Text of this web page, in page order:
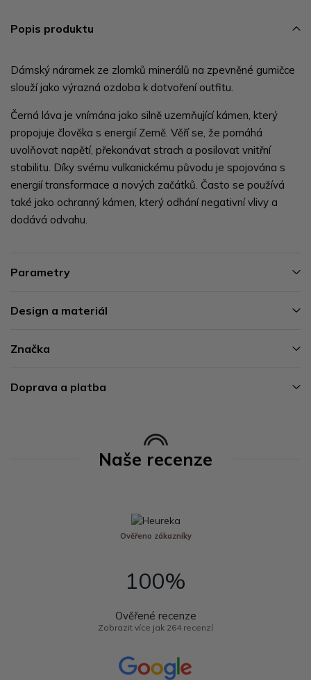
Popis produktu
Dámský náramek ze zlomků minerálů na zpevněné gumičce
slouží jako výrazná ozdoba k dotvoření outfitu.
Černá láva je vnímána jako silně uzemňující kámen, který
propojuje člověka s energií Země. Věří se, že pomáhá
uvolňovat napětí, překonávat strach a posilovat vnitřní
stabilitu. Díky svému vulkanickému původu je spojována s
energií transformace a nových začátků. Často se používá
také jako ochranný kámen, který odhání negativní vlivy a
dodává odvahu.
Parametry
Design a materiál
Značka
Doprava a platba
Naše recenze
Ověřeno zákazníky
100%
Ověřené recenze
Zobrazit více jak 264 recenzí